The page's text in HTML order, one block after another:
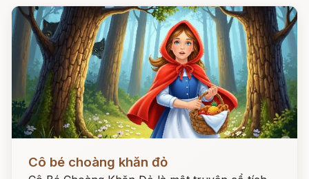
Cô bé choàng khăn đỏ